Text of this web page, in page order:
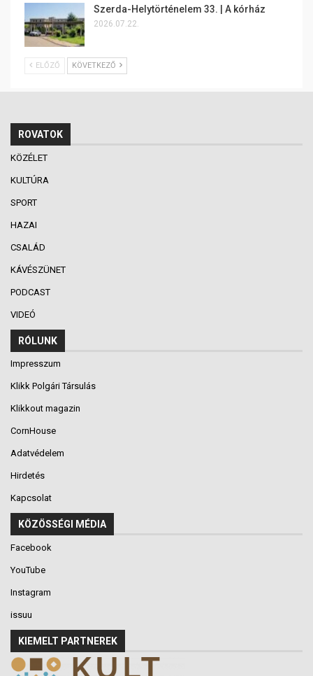
Szerda-Helytörténelem 33. | A kórház
2026.07.22.
ELŐZŐ KÖVETKEZŐ
ROVATOK
KÖZÉLET
KULTÚRA
SPORT
HAZAI
CSALÁD
KÁVÉSZÜNET
PODCAST
VIDEÓ
RÓLUNK
Impresszum
Klikk Polgári Társulás
Klikkout magazin
CornHouse
Adatvédelem
Hirdetés
Kapcsolat
KÖZÖSSÉGI MÉDIA
Facebook
YouTube
Instagram
issuu
KIEMELT PARTNEREK